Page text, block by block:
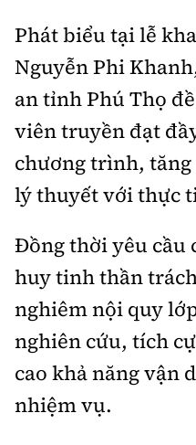
Phát biểu tại lễ
Nguyễn Phi
an tỉnh Phú Thọ
viên truyền đạt
chương trình, tăng
lý thuyết với thực
Đồng thời yêu cầu
huy tinh thần
nghiêm nội quy
nghiên cứu, tích
cao khả năng vận
nhiệm vụ.